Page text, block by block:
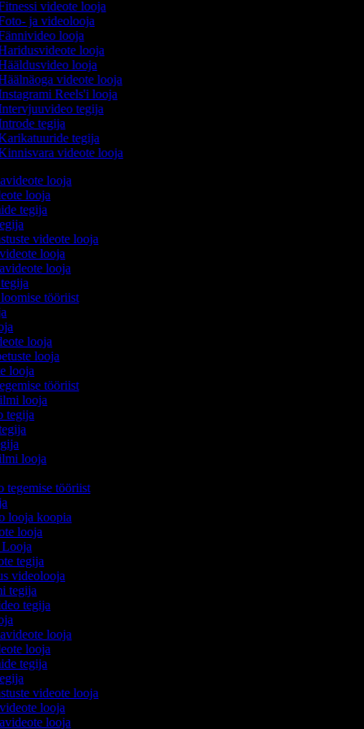
videote looja
ja videolooja
looja
looja
looja
videote looja
Reels'i looja
tegija
tegija
tegija
videote looja
looja
looja
tegija
videote looja
looja
looja
tööriist
looja
looja
looja
tööriist
looja
tegija
looja
tegemise tööriist
looja koopia
looja
Looja
tegija
videolooja
tegija
tegija
looja
looja
tegija
videote looja
looja
looja